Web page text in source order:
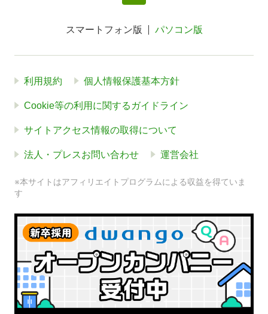
スマートフォン版 パソコン版
利用規約 個人情報保護基本方針
Cookie等の利用に関するガイドライン
サイトアクセス情報の取得について
法人・プレスお問い合わせ 運営会社
※本サイトはアフィリエイトプログラムによる収益を得ていま
す